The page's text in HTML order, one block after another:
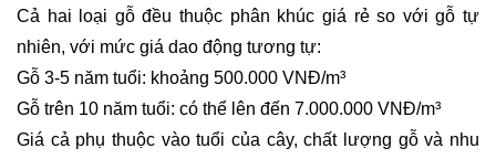
Cả hai loại gỗ đều thuộc phân khúc giá rẻ so với gỗ tự
nhiên, với mức giá dao động tương tự:
Gỗ 3-5 năm tuổi: khoảng 500.000 VNĐ/m³
Gỗ trên 10 năm tuổi: có thể lên đến 7.000.000 VNĐ/m³
Giá cả phụ thuộc vào tuổi của cây, chất lượng gỗ và nhu